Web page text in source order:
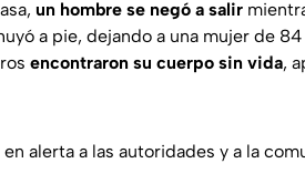
un hombre se negó a salir
a pie, dejando a una mujer de
encontraron su cuerpo sin vida,
alerta a las autoridades y a la